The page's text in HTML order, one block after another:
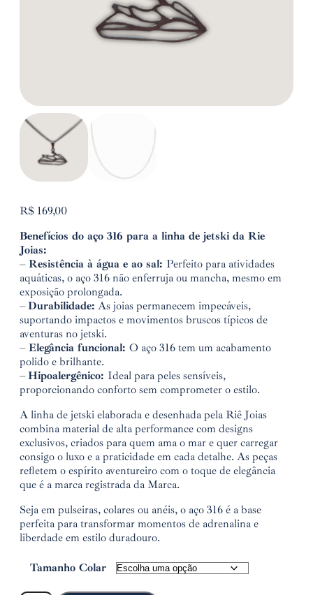
R$ 169,00
Benefícios do aço 316 para a linha de jetski da Rie
Joias:
–Resistência à água e ao sal: Perfeito para atividades
aquáticas, o aço 316 não enferruja ou mancha, mesmo em
exposição prolongada.
–Durabilidade: As joias permanecem impecáveis,
suportando impactos e movimentos bruscos típicos de
aventuras no jetski.
–Elegância funcional: O aço 316 tem um acabamento
polido e brilhante.
–Hipoalergênico: Ideal para peles sensíveis,
proporcionando conforto sem comprometer o estilo.
A linha de jetski elaborada e desenhada pela Riê Joias
combina material de alta performance com designs
exclusivos, criados para quem ama o mar e quer carregar
consigo o luxo e a praticidade em cada detalhe. As peças
refletem o espírito aventureiro com o toque de elegância
que é a marca registrada da Marca.
Seja em pulseiras, colares ou anéis, o aço 316 é a base
perfeita para transformar momentos de adrenalina e
liberdade em estilo duradouro.
Tamanho Colar